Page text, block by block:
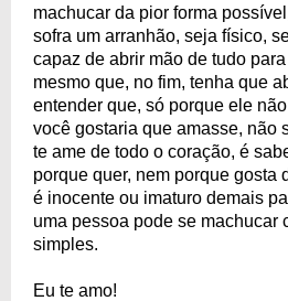
machucar da pior forma
sofra um arranhão, seja físico,
capaz de abrir mão de tudo
mesmo que, no fim, tenha que
entender que, só porque ele
você gostaria que amasse, não
te ame de todo o coração, é
porque quer, nem porque gosta
é inocente ou imaturo demais
uma pessoa pode se machucar
simples.
Eu te amo!